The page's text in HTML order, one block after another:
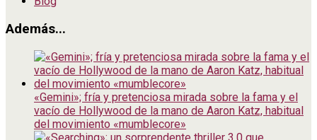
Además...
«Gemini»; fría y pretenciosa mirada sobre la fama y el
vacío de Hollywood de la mano de Aaron Katz, habitual
del movimiento «mumblecore»